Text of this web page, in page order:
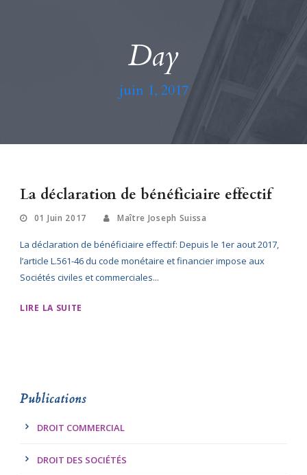
Day
juin 1, 2017
La déclaration de bénéficiaire effectif
01 Juin 2017 Maître Joseph Suissa
La déclaration de bénéficiaire effectif: Depuis le 1er aout 2017,
l’article L.561-46 du code monétaire et financier impose aux
Sociétés civiles et commerciales...
LIRE LA SUITE
Publications
DROIT COMMERCIAL
DROIT DES SOCIÉTÉS